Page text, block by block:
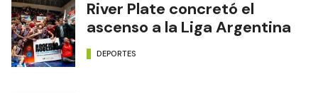
River Plate concretó el
ascenso a la Liga Argentina
DEPORTES